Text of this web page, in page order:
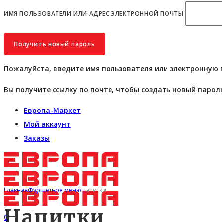
ИМЯ ПОЛЬЗОВАТЕЛИ ИЛИ АДРЕС ЭЛЕКТРОННОЙ ПОЧТЫ
Пожалуйста, введите имя пользователя или электронную
Вы получите ссылку по почте, чтобы создать новый
Европа-Маркет
Мой аккаунт
Заказы
0
ГлавнаяФуршетное менюНапитки
Напитки